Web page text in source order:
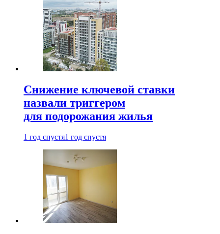
Снижение ключевой ставки
назвали триггером
для подорожания жилья
1 год спустя1 год спустя